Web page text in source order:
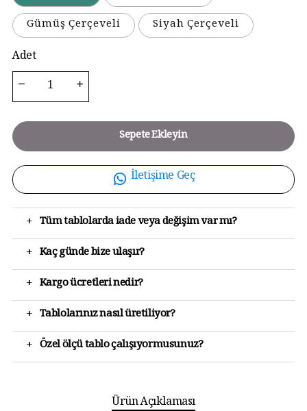
Gümüş Çerçeveli
Siyah Çerçeveli
Adet
Sepete Ekleyin
İletişime Geç
+ Tüm tablolarda iade veya değişim var mı?
+ Kaç günde bize ulaşır?
+ Kargo ücretleri nedir?
+ Tablolarınız nasıl üretiliyor?
+ Özel ölçü tablo çalışıyormusunuz?
Ürün Açıklaması